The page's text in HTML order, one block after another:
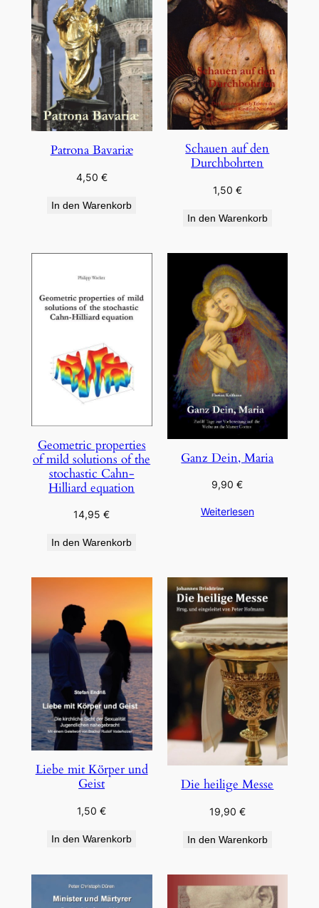
Patrona Bavariæ
4,50 €
In den Warenkorb
Schauen auf den
Durchbohrten
1,50 €
In den Warenkorb
Geometric properties
of mild solutions of the
stochastic Cahn-
Hilliard equation
14,95€
In den Warenkorb
Ganz Dein, Maria
9,90€
Weiterlesen
Liebe mit Körper und
Geist
1,50€
In den Warenkorb
Die heilige Messe
19,90 €
In den Warenkorb